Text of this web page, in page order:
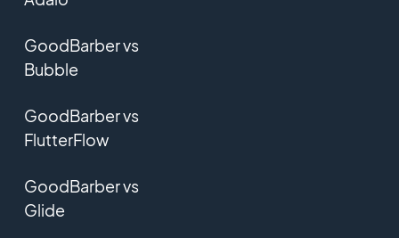
GoodBarber vs
Bubble
GoodBarber vs
FlutterFlow
GoodBarber vs
Glide